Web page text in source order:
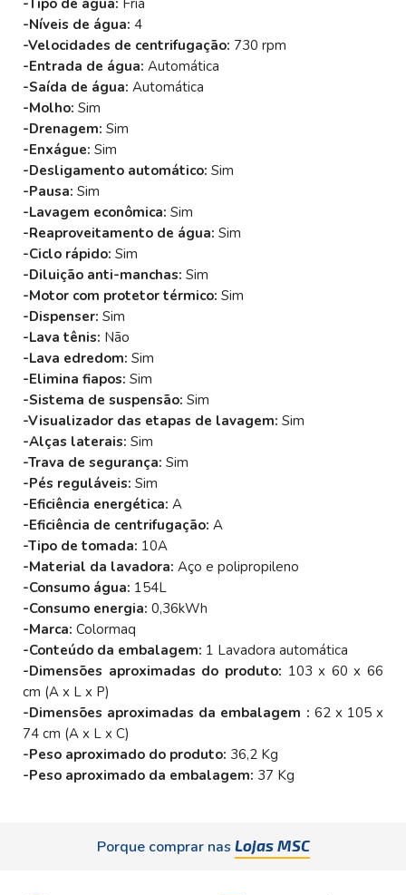
-Níveis de água: 4
-Velocidades de centrifugação: 730 rpm
-Entrada de água: Automática
-Saída de água: Automática
-Molho: Sim
-Drenagem: Sim
-Enxágue: Sim
-Desligamento automático: Sim
-Pausa: Sim
-Lavagem econômica: Sim
-Reaproveitamento de água: Sim
-Ciclo rápido: Sim
-Diluição anti-manchas: Sim
-Motor com protetor térmico: Sim
-Dispenser: Sim
-Lava tênis: Não
-Lava edredom: Sim
-Elimina fiapos: Sim
-Sistema de suspensão: Sim
-Visualizador das etapas de lavagem: Sim
-Alças laterais: Sim
-Trava de segurança: Sim
-Pés reguláveis: Sim
-Eficiência energética: A
-Eficiência de centrifugação: A
-Tipo de tomada: 10A
-Material da lavadora: Aço e polipropileno
-Consumo água: 154L
-Consumo energia: 0,36kWh
-Marca: Colormaq
-Conteúdo da embalagem: 1 Lavadora automática
-Dimensões aproximadas do produto: 103 x 60 x 66
cm (A x L x P)
-Dimensões aproximadas da embalagem : 62 x 105 x
74 cm (A x L x C)
-Peso aproximado do produto: 36,2 Kg
-Peso aproximado da embalagem: 37 Kg
Porque comprar nas Lojas MSC